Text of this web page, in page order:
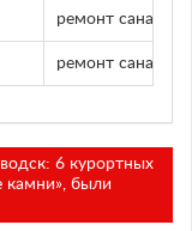
ремонт
ремонт
6 курортных
камни», были